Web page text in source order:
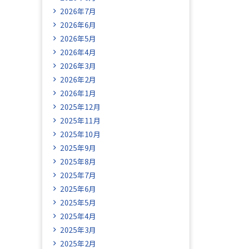
2026年7月
2026年6月
2026年5月
2026年4月
2026年3月
2026年2月
2026年1月
2025年12月
2025年11月
2025年10月
2025年9月
2025年8月
2025年7月
2025年6月
2025年5月
2025年4月
2025年3月
2025年2月